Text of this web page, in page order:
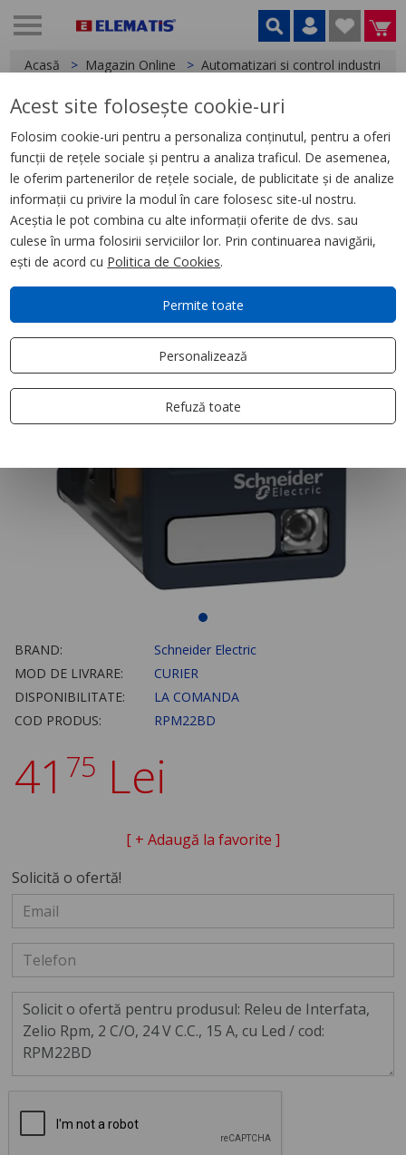
Acasă Magazin Online Automatizari si control industrial
< Relee
Releu de Interfata, Zelio Rpm, 2
C/O, 24 V C.C., 15 A, cu Led
BRAND:
Schneider Electric
MOD DE LIVRARE:
CURIER
DISPONIBILITATE:
LA COMANDA
COD PRODUS:
RPM22BD
41 75 Lei
[ + Adaugă la favorite ]
Solicită o ofertă!
Acest site folosește cookie-uri
Folosim cookie-uri pentru a personaliza conținutul, pentru a oferi
funcții de rețele sociale și pentru a analiza traficul. De asemenea,
le oferim partenerilor de rețele sociale, de publicitate și de analize
informații cu privire la modul în care folosesc site-ul nostru.
Aceștia le pot combina cu alte informații oferite de dvs. sau
culese în urma folosirii serviciilor lor. Prin continuarea navigării,
ești de acord cu Politica de Cookies.
Permite toate
Personalizează
Refuză toate